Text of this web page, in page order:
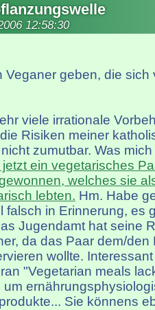
12:58:30
Veganer geben, die sich
viele irrationale
Risiken meiner
zumutbar. Was
ein vegetarisches
welches sie
lebten. Hm. Habe
falsch in Erinnerung, es
Jugendamt hat seine
da das Paar dem/den
wollte.
"Vegetarian meals
Sie könnens